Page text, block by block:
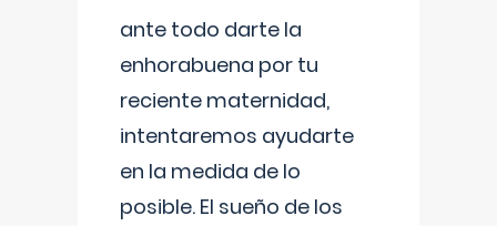
ante todo darte la
enhorabuena por tu
reciente maternidad,
intentaremos ayudarte
en la medida de lo
posible. El sueño de los